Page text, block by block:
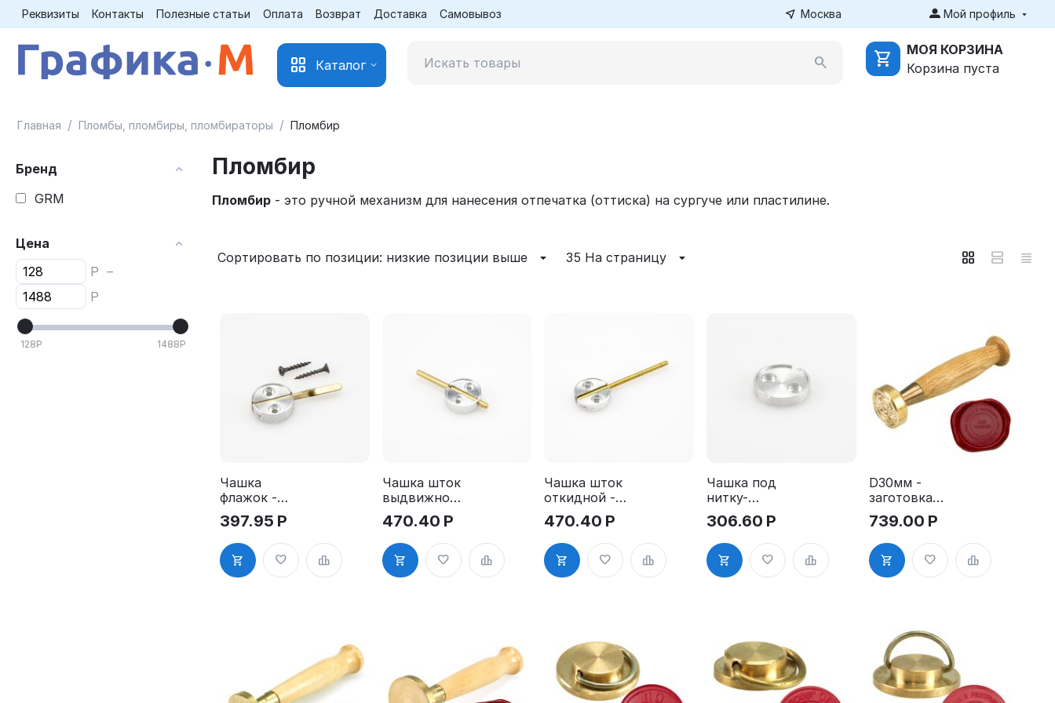
Реквизиты Контакты Полезные статьи Оплата Возврат Доставка Самовывоз Москва Мой профиль
Каталог
МОЯ КОРЗИНА
Корзина пуста
Главная / Пломбы, пломбиры, пломбираторы / Пломбир
Бренд
GRM
Цена
Р –
Р
128Р 1488Р
Пломбир
Пломбир- это ручной механизм для нанесения отпечатка (оттиска) на сургуче или пластилине.
Сортировать по позиции: низкие позиции выше 35 На страницу
Чашка
флажок -
алюминий,
д. 25 мм
397.95 Р
Чашка шток
выдвижной -
алюминий,
д. 25 мм
470.40 Р
Чашка шток
откидной -
алюминий,
д. 25 мм
470.40 Р
Чашка под
нитку-
алюминий д
25 мм
306.60 Р
D30мм -
заготовка
пломбира
под сургуч
739.00 Р